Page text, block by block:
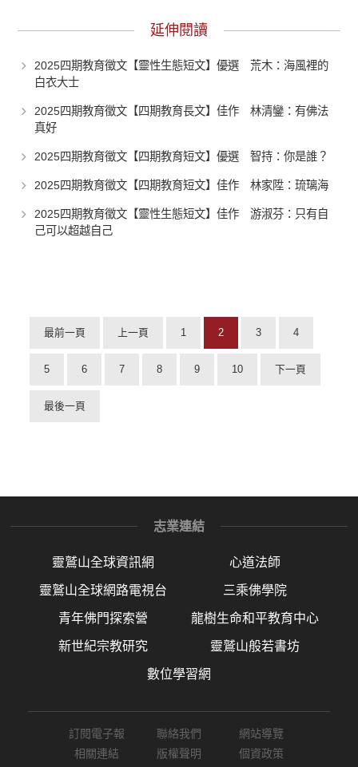
延伸閱讀
2025四期教育徵文【靈性生態短文】優選 荒木：海風裡的
白衣大士
2025四期教育徵文【四期教育長文】佳作 林清鑾：有佛法
真好
2025四期教育徵文【四期教育短文】優選 智持：你是誰？
2025四期教育徵文【四期教育短文】佳作 林家陞：琉璃海
2025四期教育徵文【靈性生態短文】佳作 游淑芬：只有自
己可以超越自己
最前一頁 上一頁 1 2 3 4
5 6 7 8 9 10 下一頁
最後一頁
志業連結
靈鷲山全球資訊網 心道法師
靈鷲山全球網路電視台 三乘佛學院
青年佛門探索營 龍樹生命和平教育中心
新世紀宗教研究 靈鷲山般若書坊
數位學習網
訂閱電子報 聯絡我們
網站導覽
相關連結
版權聲明 個資政策